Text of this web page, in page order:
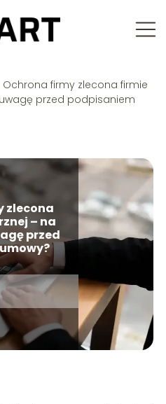
Ochrona firmy zlecona firmie
przed podpisaniem
zlecona
– na
przed